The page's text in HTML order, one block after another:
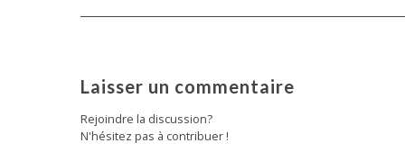
Laisser un commentaire
Rejoindre la discussion?
N'hésitez pas à contribuer !